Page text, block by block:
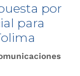
por
para